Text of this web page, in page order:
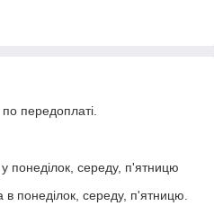
передоплаті.
понеділок, середу, п'ятницю
понеділок, середу, п'ятницю.